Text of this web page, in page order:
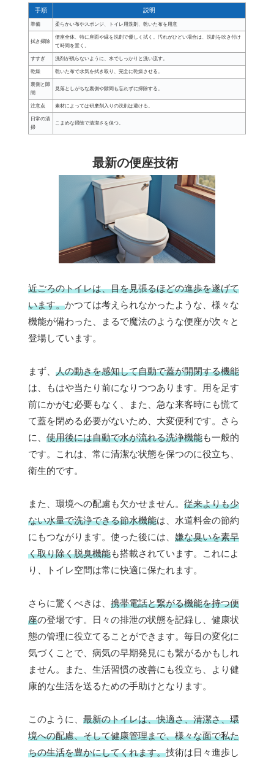
手順 説明
準備 柔らかい布やスポンジ、トイレ用洗剤、乾いた布を用意
拭き掃除
便座全体、特に座面や縁を洗剤で優しく拭く。汚れがひどい場合は、洗剤を吹き付け
て時間を置く。
すすぎ 洗剤が残らないように、水でしっかりと洗い流す。
乾燥 乾いた布で水気を拭き取り、完全に乾燥させる。
裏側と隙
間
見落としがちな裏側や隙間も忘れずに掃除する。
注意点 素材によっては研磨剤入りの洗剤は避ける。
日常の清
掃
こまめな掃除で清潔さを保つ。
最新の便座技術
近ごろのトイレは、目を見張るほどの進歩を遂げて
います。かつては考えられなかったような、様々な
機能が備わった、まるで魔法のような便座が次々と
登場しています。
まず、 人の動きを感知して自動で蓋が開閉する機能
は、もはや当たり前になりつつあります。用を足す
前にかがむ必要もなく、また、急な来客時にも慌て
て蓋を閉める必要がないため、大変便利です。さら
に、 使用後には自動で水が流れる洗浄機能も一般的
です。これは、常に清潔な状態を保つのに役立ち、
衛生的です。
また、環境への配慮も欠かせません。 従来よりも少
ない水量で洗浄できる節水機能は、水道料金の節約
にもつながります。使った後には、 嫌な臭いを素早
く取り除く脱臭機能も搭載されています。これによ
り、トイレ空間は常に快適に保たれます。
さらに驚くべきは、 携帯電話と繋がる機能を持つ便
座の登場です。日々の排泄の状態を記録し、健康状
態の管理に役立てることができます。毎日の変化に
気づくことで、病気の早期発見にも繋がるかもしれ
ません。また、生活習慣の改善にも役立ち、より健
康的な生活を送るための手助けとなります。
このように、 最新のトイレは、快適さ、清潔さ、環
境への配慮、そして健康管理まで、様々な面で私た
ちの生活を豊かにしてくれます。技術は日々進歩し